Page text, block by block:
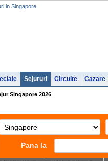
in Singapore
Sejururi Circuite Cazare
Singapore 2026
Pana la